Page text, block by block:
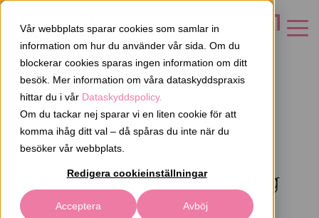
Vår webbplats sparar cookies som samlar in
information om hur du använder vår sida. Om du
blockerar cookies sparas ingen information om ditt
besök. Mer information om våra dataskyddspraxis
hittar du i vår Dataskyddspolicy.
Om du tackar nej sparar vi en liten cookie för att
komma ihåg ditt val – då spåras du inte när du
besöker vår webbplats.
Redigera cookieinställningar
Acceptera Avböj
KONTAKTA OSS
4 MIN. LÄSTID
Var uppstår de största
besparingarna i
patientflödeshantering
en?